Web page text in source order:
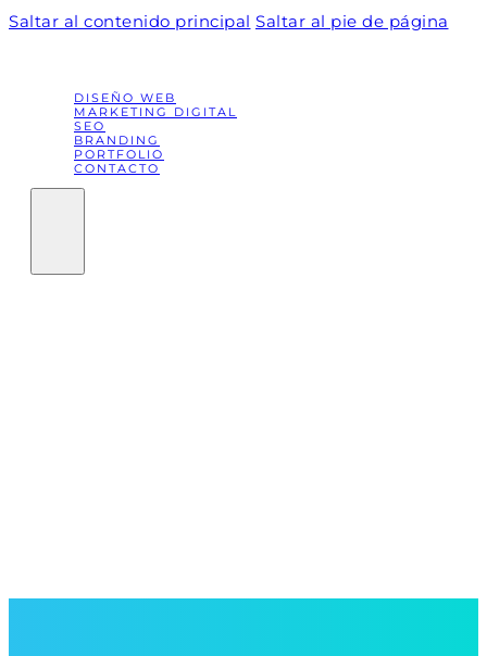
Saltar al contenido principal Saltar al pie de página
DISEÑO WEB
MARKETING DIGITAL
SEO
BRANDING
PORTFOLIO
CONTACTO